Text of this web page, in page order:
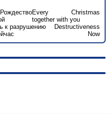
Every Christmas
together with you
к разрушению
Destructiveness
Now